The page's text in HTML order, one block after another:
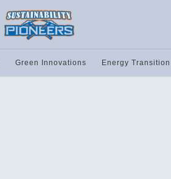
Green Innovations Energy Transition